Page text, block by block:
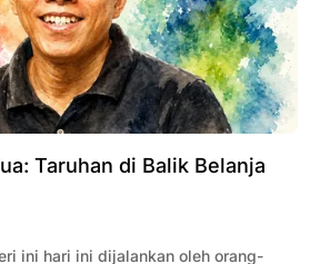
Taruhan di Balik Belanja
ini hari ini dijalankan oleh orang-